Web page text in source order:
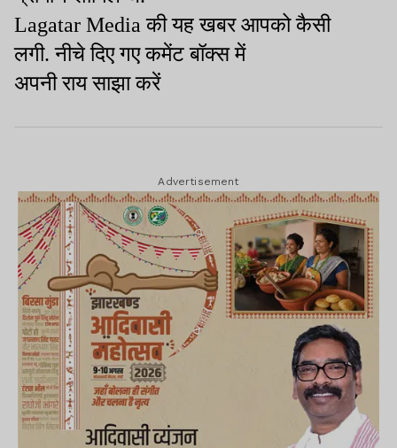
Lagatar Mediaकी यह खबर आपको कैसी
लगी. नीचे दिए गए कमेंट बॉक्स में
अपनी राय साझा करें
Advertisement